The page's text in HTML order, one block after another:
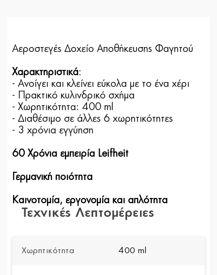
Αεροστεγές Δοχείο Αποθήκευσης Φαγητού
Χαρακτηριστικά:
- Ανοίγει και κλείνει εύκολα με το ένα χέρι
- Πρακτικό κυλινδρικό σχήμα
- Χωρητικότητα: 400 ml
- Διαθέσιμο σε άλλες 6 χωρητικότητες
- 3 χρόνια εγγύηση
60 Χρόνια εμπειρία Leifheit
Γερμανική ποιότητα
Καινοτομία, εργονομία και απλότητα
Τεχνικές Λεπτομέρειες
Χωρητικότητα 400 ml